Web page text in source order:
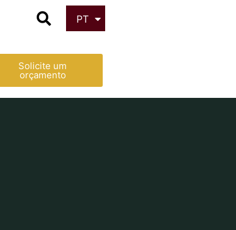
PT
ES
Solicite um
orçamento